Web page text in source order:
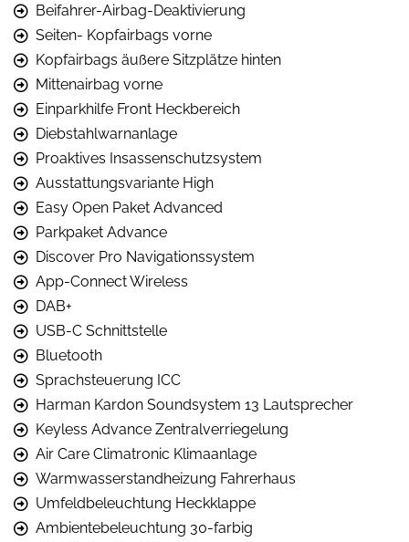
Beifahrer-Airbag-Deaktivierung
Seiten- Kopfairbags vorne
Kopfairbags äußere Sitzplätze hinten
Mittenairbag vorne
Einparkhilfe Front Heckbereich
Diebstahlwarnanlage
Proaktives Insassenschutzsystem
Ausstattungsvariante High
Easy Open Paket Advanced
Parkpaket Advance
Discover Pro Navigationssystem
App-Connect Wireless
DAB+
USB-C Schnittstelle
Bluetooth
Sprachsteuerung ICC
Harman Kardon Soundsystem 13 Lautsprecher
Keyless Advance Zentralverriegelung
Air Care Climatronic Klimaanlage
Warmwasserstandheizung Fahrerhaus
Umfeldbeleuchtung Heckklappe
Ambientebeleuchtung 30-farbig